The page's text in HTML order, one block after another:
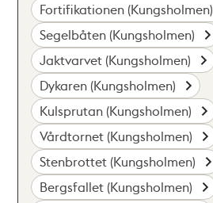
Fortifikationen (Kungsholmen)
Segelbåten (Kungsholmen)
Jaktvarvet (Kungsholmen)
Dykaren (Kungsholmen)
Kulsprutan (Kungsholmen)
Vårdtornet (Kungsholmen)
Stenbrottet (Kungsholmen)
Bergsfallet (Kungsholmen)